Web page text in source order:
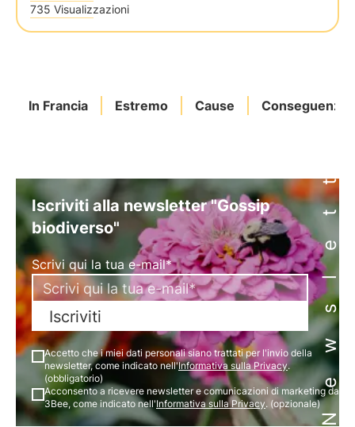
735 Visualizzazioni
In Francia Estremo Cause Conseguenze
Newsletter
Iscriviti alla newsletter "Gossip
biodiverso"
Scrivi qui la tua e-mail*
Iscriviti
Accetto che i miei dati personali siano trattati per l'invio della
newsletter, come indicato nell'Informativa sulla Privacy.
(obbligatorio)
Acconsento a ricevere newsletter e comunicazioni di marketing da
3Bee, come indicato nell'Informativa sulla Privacy. (opzionale)